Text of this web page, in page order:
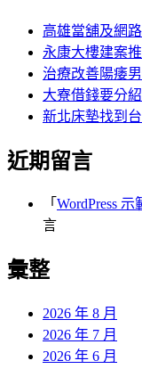
高雄當舖及網
永康大樓建案
治療改善陽痿
大寮借錢要分
新北床墊找到
近期留言
「 WordPress
言
彙整
2026 年 8 月
2026 年 7 月
2026 年 6 月